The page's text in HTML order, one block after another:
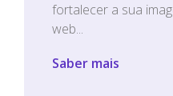
fortalecer a sua
web...
Saber mais